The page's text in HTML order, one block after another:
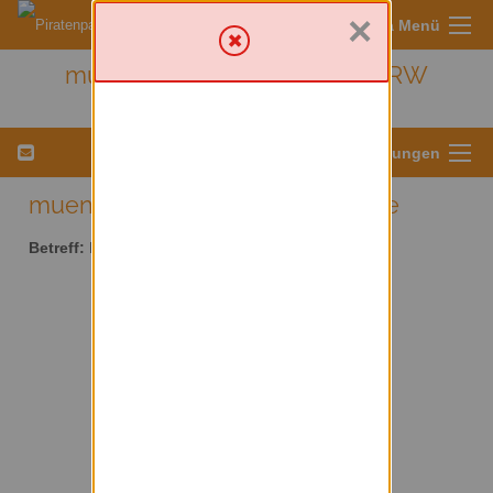
Sympa Menü
muenster - Kreis Münster/ NRW
Menü für Listeneinstellungen
muenster AT lists.piratenpartei.de
Betreff:
×